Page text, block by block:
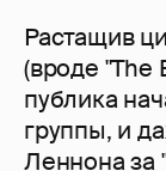
Растащив
(вроде "The
публика
группы, и
Леннона за